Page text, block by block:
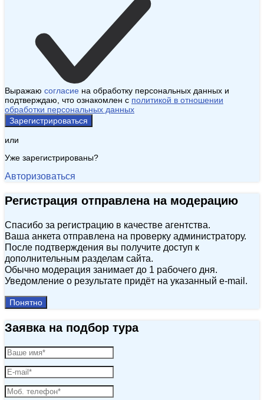
Выражаю согласие на обработку персональных данных и
подтверждаю, что ознакомлен с политикой в отношении
обработки персональных данных
Зарегистрироваться
или
Уже зарегистрированы?
Авторизоваться
Регистрация отправлена на модерацию
Спасибо за регистрацию в качестве агентства.
Ваша анкета отправлена на проверку администратору.
После подтверждения вы получите доступ к
дополнительным разделам сайта.
Обычно модерация занимает до 1 рабочего дня.
Уведомление о результате придёт на указанный e‑mail.
Понятно
Заявка на подбор тура